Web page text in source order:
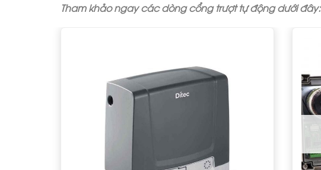
Tham khảo ngay các dòng cổng trượt tự động dưới đây: